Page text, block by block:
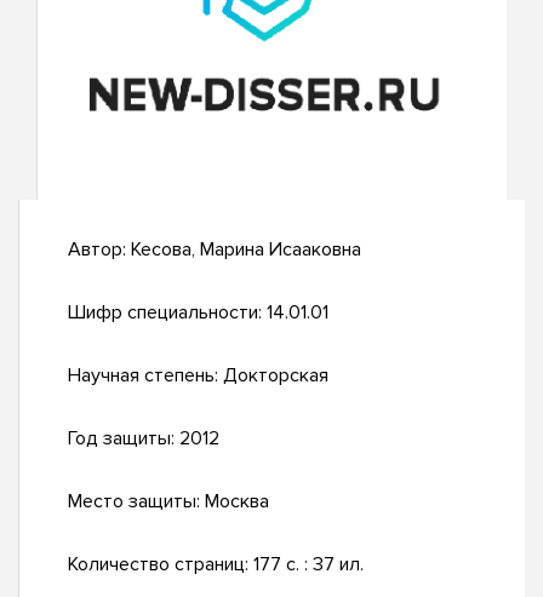
Автор: Кесова, Марина Исааковна
Шифр специальности: 14.01.01
Научная степень: Докторская
Год защиты: 2012
Место защиты: Москва
Количество страниц: 177 с. : 37 ил.